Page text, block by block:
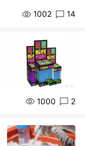
1002 14
1000 2